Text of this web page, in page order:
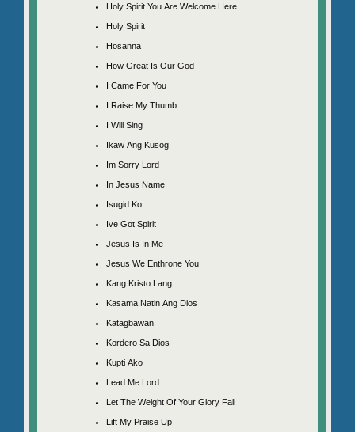
Holy Spirit You Are Welcome Here
Holy Spirit
Hosanna
How Great Is Our God
I Came For You
I Raise My Thumb
I Will Sing
Ikaw Ang Kusog
Im Sorry Lord
In Jesus Name
Isugid Ko
Ive Got Spirit
Jesus Is In Me
Jesus We Enthrone You
Kang Kristo Lang
Kasama Natin Ang Dios
Katagbawan
Kordero Sa Dios
Kupti Ako
Lead Me Lord
Let The Weight Of Your Glory Fall
Lift My Praise Up